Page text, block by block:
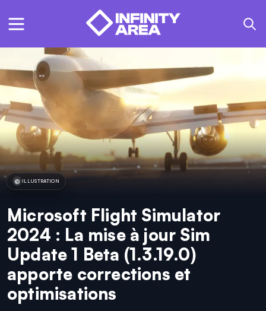
ILLUSTRATION
Microsoft Flight Simulator
2024 : La mise à jour Sim
Update 1 Beta (1.3.19.0)
apporte corrections et
optimisations